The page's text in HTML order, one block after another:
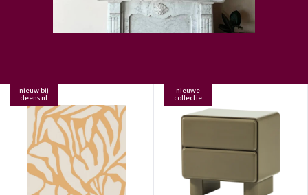
nieuw bij
deens.nl
nieuwe
collectie